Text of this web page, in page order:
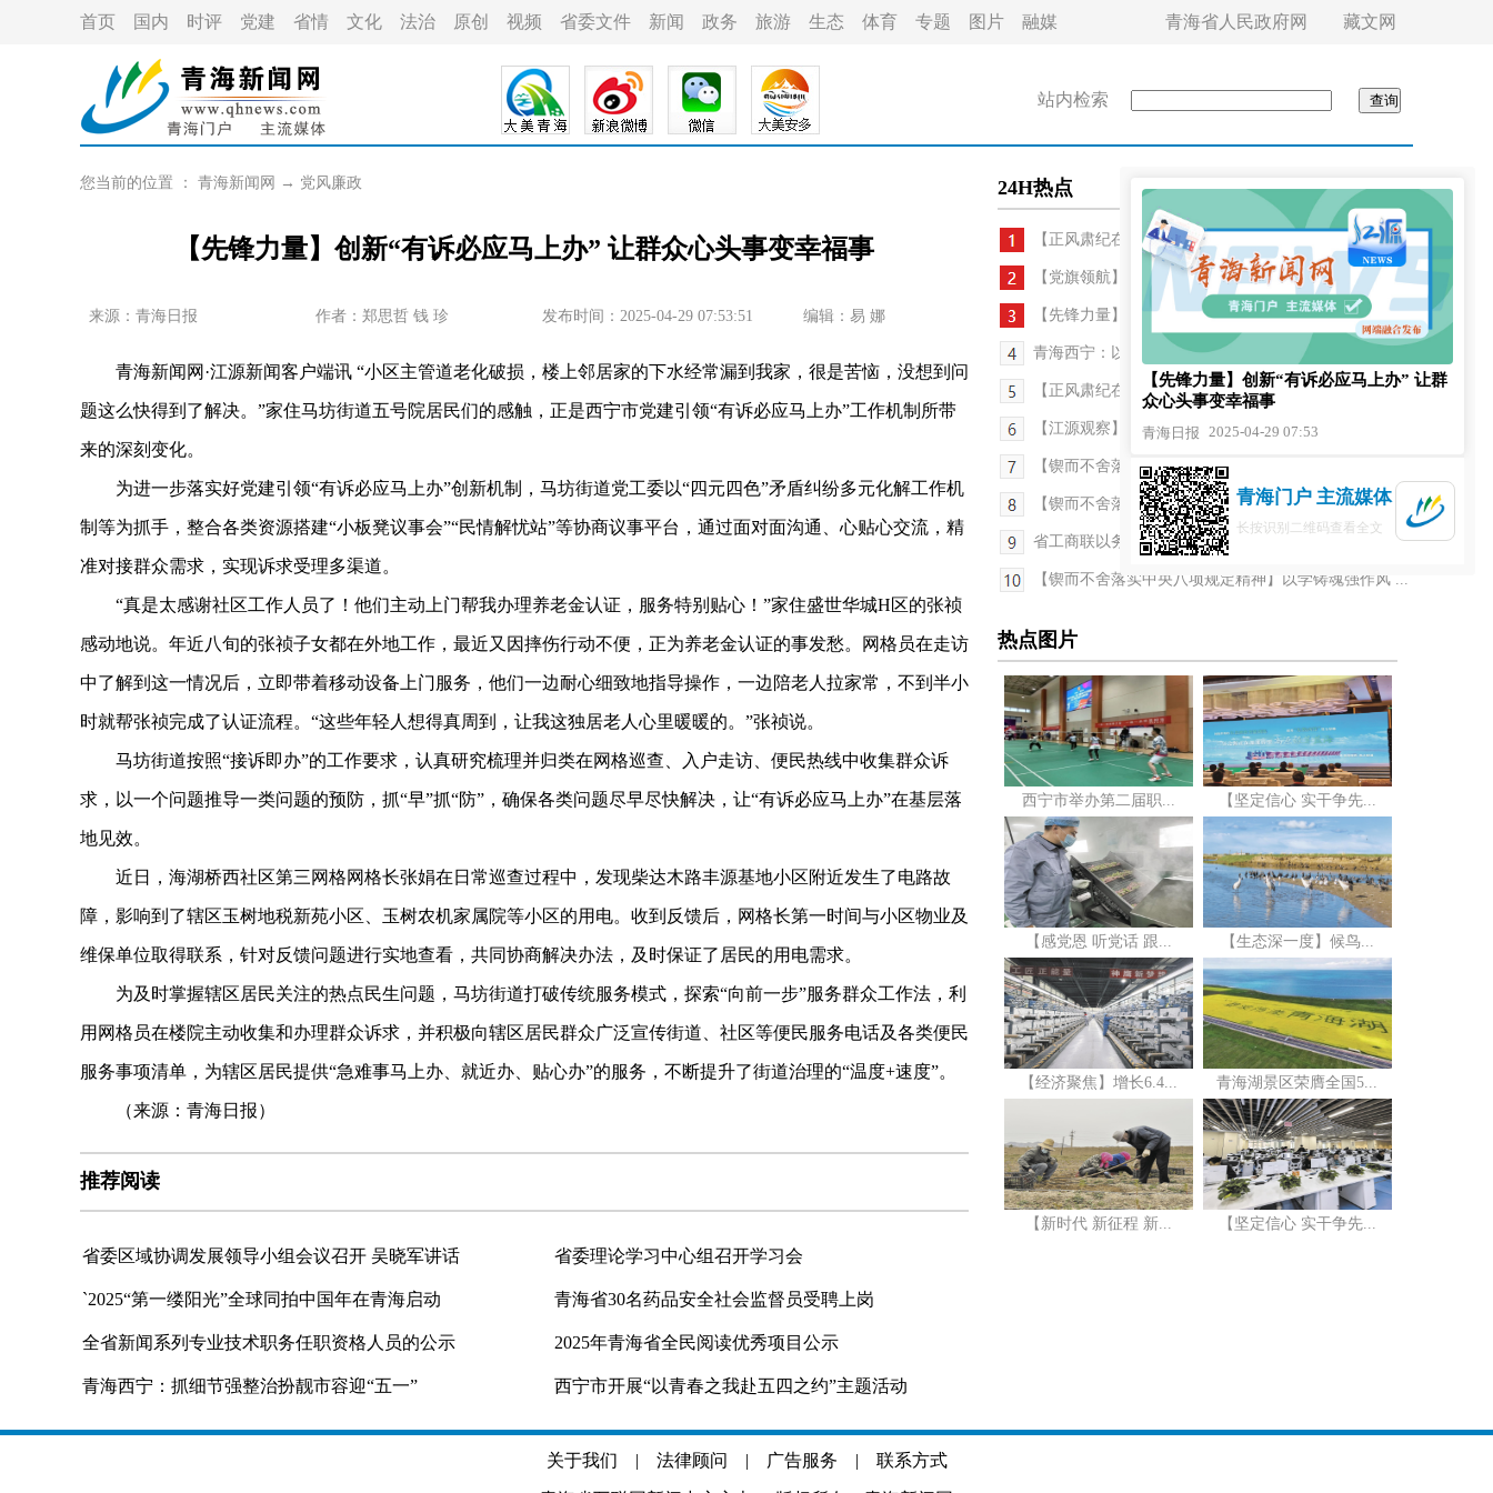
首页 国内 时评 党建 省情 文化 法治 原创 视频 省委文件 新闻 政务 旅游 生态 体育 专题 图片 融媒 青海省人民政府网 藏文网
站内检索
您当前的位置 ： 青海新闻网 → 党风廉政
【先锋力量】创新“有诉必应马上办” 让群众心头事变幸福事
来源：青海日报 作者： 郑思哲 钱 珍 发布时间：2025-04-29 07:53:51 编辑：易 娜
青海新闻网·江源新闻客户端讯 “小区主管道老化破损，楼上邻居家的下水经常漏到我家，很是苦恼，没想到问
题这么快得到了解决。”家住马坊街道五号院居民们的感触，正是西宁市党建引领“有诉必应马上办”工作机制所带
来的深刻变化。
为进一步落实好党建引领“有诉必应马上办”创新机制，马坊街道党工委以“四元四色”矛盾纠纷多元化解工作机
制等为抓手，整合各类资源搭建“小板凳议事会”“民情解忧站”等协商议事平台，通过面对面沟通、心贴心交流，精
准对接群众需求，实现诉求受理多渠道。
“真是太感谢社区工作人员了！他们主动上门帮我办理养老金认证，服务特别贴心！”家住盛世华城H区的张祯
感动地说。年近八旬的张祯子女都在外地工作，最近又因摔伤行动不便，正为养老金认证的事发愁。网格员在走访
中了解到这一情况后，立即带着移动设备上门服务，他们一边耐心细致地指导操作，一边陪老人拉家常，不到半小
时就帮张祯完成了认证流程。“这些年轻人想得真周到，让我这独居老人心里暖暖的。”张祯说。
马坊街道按照“接诉即办”的工作要求，认真研究梳理并归类在网格巡查、入户走访、便民热线中收集群众诉
求，以一个问题推导一类问题的预防，抓“早”抓“防”，确保各类问题尽早尽快解决，让“有诉必应马上办”在基层落
地见效。
近日，海湖桥西社区第三网格网格长张娟在日常巡查过程中，发现柴达木路丰源基地小区附近发生了电路故
障，影响到了辖区玉树地税新苑小区、玉树农机家属院等小区的用电。收到反馈后，网格长第一时间与小区物业及
维保单位取得联系，针对反馈问题进行实地查看，共同协商解决办法，及时保证了居民的用电需求。
为及时掌握辖区居民关注的热点民生问题，马坊街道打破传统服务模式，探索“向前一步”服务群众工作法，利
用网格员在楼院主动收集和办理群众诉求，并积极向辖区居民群众广泛宣传街道、社区等便民服务电话及各类便民
服务事项清单，为辖区居民提供“急难事马上办、就近办、贴心办”的服务，不断提升了街道治理的“温度+速度”。
（来源：青海日报）
推荐阅读
省委区域协调发展领导小组会议召开 吴晓军讲话 省委理论学习中心组召开学习会
`2025“第一缕阳光”全球同拍中国年在青海启动 青海省30名药品安全社会监督员受聘上岗
全省新闻系列专业技术职务任职资格人员的公示 2025年青海省全民阅读优秀项目公示
青海西宁：抓细节强整治扮靓市容迎“五一” 西宁市开展“以青春之我赴五四之约”主题活动
24H热点
【正风肃纪在身边】“清廉村社”治理展乡村振...
【党旗领航】“党建红”引领“生态绿” 绘就河湖生...
【先锋力量】产业科技双驱动 党建引领焕新颜
青海西宁：以作风巡查护航经济发展
【正风肃纪在身边】“监督一点通”开启基层治理“...
【江源观察】八项规定十二载 作风建设不停步
【锲而不舍落实中央八项规定精神】青海以扎实调研...
【锲而不舍落实中央八项规定精神】青海搭建“1+4”...
省工商联以务实举措推动所属商会党建再上新台阶
【锲而不舍落实中央八项规定精神】以学铸魂强作风 ...
热点图片
西宁市举办第二届职... 【坚定信心 实干争先...
【感党恩 听党话 跟... 【生态深一度】候鸟...
【经济聚焦】增长6.4... 青海湖景区荣膺全国5...
【新时代 新征程 新... 【坚定信心 实干争先...
关于我们 | 法律顾问 | 广告服务 | 联系方式
【先锋力量】创新“有诉必应马上办” 让群
众心头事变幸福事
青海日报 2025-04-29 07:53
青海门户 主流媒体
长按识别二维码查看全文